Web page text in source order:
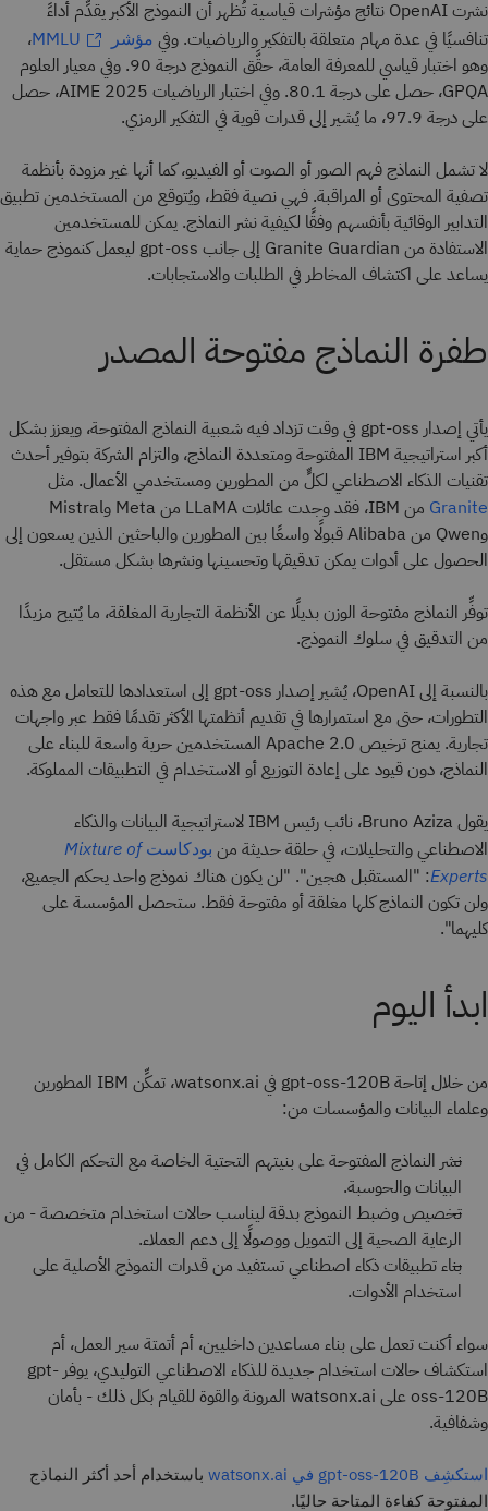
نشرت OpenAI نتائج مؤشرات قياسية تُظهر أن النموذج الأكبر يقدِّم أداءً
تنافسيًا في عدة مهام متعلقة بالتفكير والرياضيات. وفي مؤشر MMLU
،
وهو اختبار قياسي للمعرفة العامة، حقَّق النموذج درجة 90. وفي معيار العلوم
GPQA، حصل على درجة 80.1. وفي اختبار الرياضيات AIME 2025، حصل
على درجة 97.9، ما يُشير إلى قدرات قوية في التفكير الرمزي.
لا تشمل النماذج فهم الصور أو الصوت أو الفيديو، كما أنها غير مزودة بأنظمة
تصفية المحتوى أو المراقبة. فهي نصية فقط، ويُتوقع من المستخدمين تطبيق
التدابير الوقائية بأنفسهم وفقًا لكيفية نشر النماذج. يمكن للمستخدمين
الاستفادة من Granite Guardian إلى جانب gpt-oss ليعمل كنموذج حماية
يساعد على اكتشاف المخاطر في الطلبات والاستجابات.
طفرة النماذج مفتوحة المصدر
يأتي إصدار gpt-oss في وقت تزداد فيه شعبية النماذج المفتوحة، ويعزز بشكل
أكبر استراتيجية IBM المفتوحة ومتعددة النماذج، والتزام الشركة بتوفير أحدث
تقنيات الذكاء الاصطناعي لكلٍّ من المطورين ومستخدمي الأعمال. مثل
Granite
من IBM، فقد وجدت عائلات LLaMA من Meta وMistral
وQwen من Alibaba قبولًا واسعًا بين المطورين والباحثين الذين يسعون إلى
الحصول على أدوات يمكن تدقيقها وتحسينها ونشرها بشكل مستقل.
توفِّر النماذج مفتوحة الوزن بديلًا عن الأنظمة التجارية المغلقة، ما يُتيح مزيدًا
من التدقيق في سلوك النموذج.
بالنسبة إلى OpenAI، يُشير إصدار gpt-oss إلى استعدادها للتعامل مع هذه
التطورات، حتى مع استمرارها في تقديم أنظمتها الأكثر تقدمًا فقط عبر واجهات
تجارية. يمنح ترخيص Apache 2.0 المستخدمين حرية واسعة للبناء على
النماذج، دون قيود على إعادة التوزيع أو الاستخدام في التطبيقات المملوكة.
يقول Bruno Aziza، نائب رئيس IBM لاستراتيجية البيانات والذكاء
الاصطناعي والتحليلات، في حلقة حديثة من بودكاستMixture of
Experts: "المستقبل هجين". "لن يكون هناك نموذج واحد يحكم الجميع،
ولن تكون النماذج كلها مغلقة أو مفتوحة فقط. ستحصل المؤسسة على
كليهما".
ابدأ اليوم
من خلال إتاحة gpt-oss-120B في watsonx.ai، تمكِّن IBM المطورين
وعلماء البيانات والمؤسسات من:
نشر النماذج المفتوحة على بنيتهم التحتية الخاصة مع التحكم الكامل في
البيانات والحوسبة.
تخصيص وضبط النموذج بدقة ليناسب حالات استخدام متخصصة - من
الرعاية الصحية إلى التمويل ووصولًا إلى دعم العملاء.
بناء تطبيقات ذكاء اصطناعي تستفيد من قدرات النموذج الأصلية على
استخدام الأدوات.
سواء أكنت تعمل على بناء مساعدين داخليين، أم أتمتة سير العمل، أم
استكشاف حالات استخدام جديدة للذكاء الاصطناعي التوليدي، يوفر gpt-
oss-120B على watsonx.ai المرونة والقوة للقيام بكل ذلك - بأمان
وشفافية.
استكشِف gpt-oss-120B في watsonx.ai
باستخدام أحد أكثر النماذج
المفتوحة كفاءة المتاحة حاليًا.